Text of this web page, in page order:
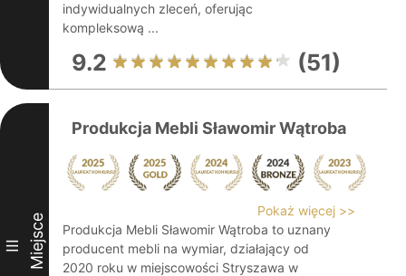
indywidualnych zleceń, oferując
kompleksową ...
9.2 (51)
III Miejsce
Produkcja Mebli Sławomir Wątroba
Pokaż więcej >>
Produkcja Mebli Sławomir Wątroba to uznany
producent mebli na wymiar, działający od
2020 roku w miejscowości Stryszawa w